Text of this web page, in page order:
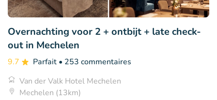
Overnachting voor 2 + ontbijt + late check-
out in Mechelen
9.7 Parfait • 253 commentaires
Van der Valk Hotel Mechelen
Mechelen (13km)